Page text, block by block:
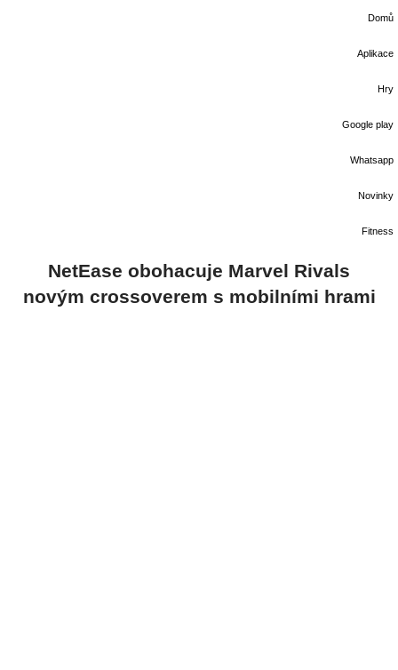
Domů
Aplikace
Hry
Google play
Whatsapp
Novinky
Fitness
NetEase obohacuje Marvel Rivals
novým crossoverem s mobilními hrami